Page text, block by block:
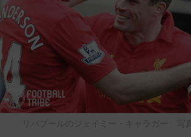
リバプールのジェイミー・キャラガー